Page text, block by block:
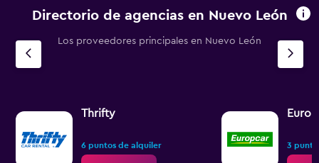
Directorio de agencias en Nuevo León
Los proveedores principales en Nuevo León
Thrifty
6 puntos de alquiler 3